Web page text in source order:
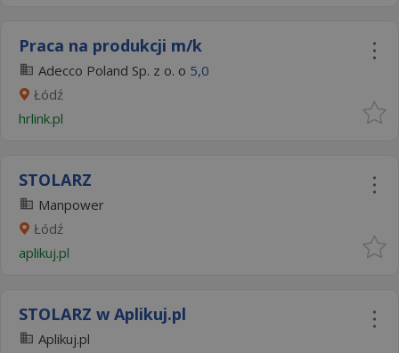
Praca na produkcji m/k
Adecco Poland Sp. z o. o 5,0
Łódź
hrlink.pl
STOLARZ
Manpower
Łódź
aplikuj.pl
STOLARZ w Aplikuj.pl
Aplikuj.pl